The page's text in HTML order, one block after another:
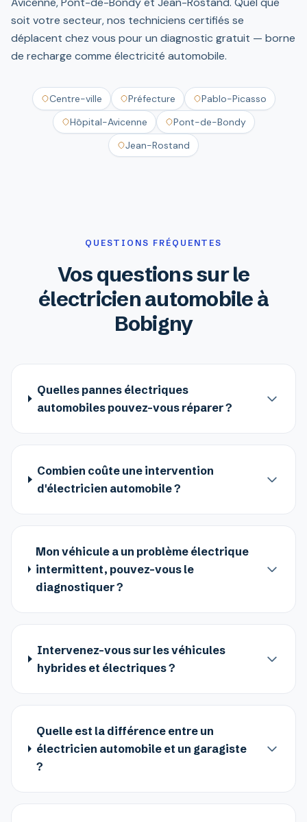
soit votre secteur, nos techniciens certifiés se
déplacent chez vous pour un diagnostic gratuit — borne
de recharge comme électricité automobile.
Centre-ville Préfecture
Pablo-Picasso
Hôpital-Avicenne
Pont-de-Bondy
Jean-Rostand
QUESTIONS FRÉQUENTES
Vos questions sur le
électricien automobile à
Bobigny
Quelles pannes électriques
automobiles pouvez-vous réparer ?
Combien coûte une intervention
d'électricien automobile ?
Mon véhicule a un problème électrique
intermittent, pouvez-vous le
diagnostiquer ?
Intervenez-vous sur les véhicules
hybrides et électriques ?
Quelle est la différence entre un
électricien automobile et un garagiste
?